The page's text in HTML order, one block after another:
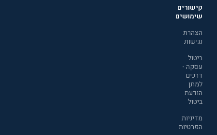
קישורים
שימושים
הצהרת
נגישות
ביטול
עסקה -
דרכים
למתן
הודעת
ביטול
מדיניות
הפרטיות